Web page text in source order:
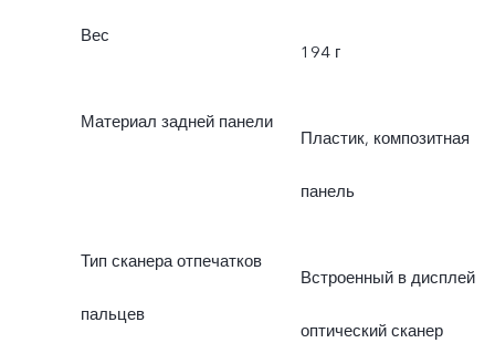
Вес
194 г
Материал задней панели
Пластик, композитная
панель
Тип сканера отпечатков
пальцев
Встроенный в дисплей
оптический сканер